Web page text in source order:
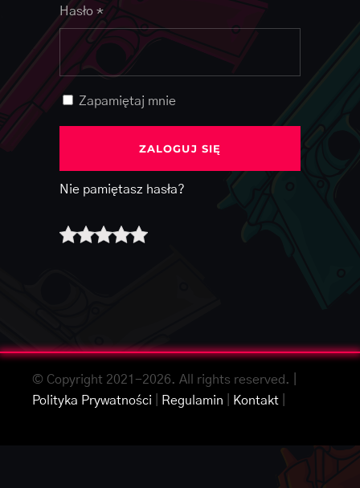
Hasło *
Zapamiętaj mnie
ZALOGUJ SIĘ
Nie pamiętasz hasła?
© Copyright 2021-2026. All rights reserved. |
Polityka Prywatności
Regulamin Kontakt